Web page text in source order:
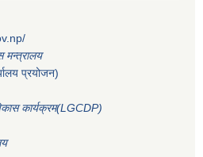
मन्त्रालय
प्रयोजन)
कार्यक्रम(LGCDP)